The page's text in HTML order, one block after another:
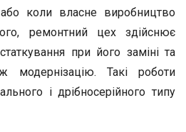
коли власне виробництво
ремонтний цех здійснює
при його заміні та
модернізацію. Такі роботи
і дрібносерійного типу